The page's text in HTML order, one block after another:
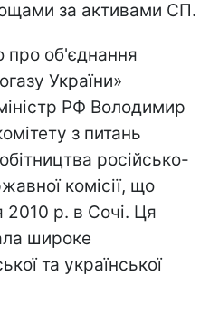
за активами СП.
про об'єднання
України»
РФ Володимир
з питань
російсько-
комісії, що
2010 р. в Сочі. Ця
широке
та української